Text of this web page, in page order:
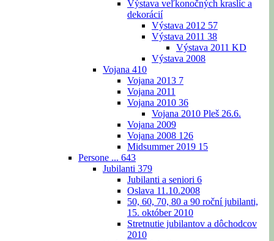
Výstava veľkonočných kraslíc a
dekorácií
Výstava 2012 57
Výstava 2011 38
Výstava 2011 KD
Výstava 2008
Vojana 410
Vojana 2013 7
Vojana 2011
Vojana 2010 36
Vojana 2010 Pleš 26.6.
Vojana 2009
Vojana 2008 126
Midsummer 2019 15
Persone ... 643
Jubilanti 379
Jubilanti a seniori 6
Oslava 11.10.2008
50, 60, 70, 80 a 90 roční jubilanti,
15. október 2010
Stretnutie jubilantov a dôchodcov
2010